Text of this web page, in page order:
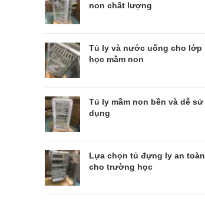
non chất lượng
Tủ ly và nước uống cho lớp
học mầm non
Tủ ly mầm non bền và dễ sử
dụng
Lựa chọn tủ đựng ly an toàn
cho trường học